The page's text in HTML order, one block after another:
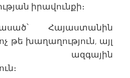
իրավունքի։
Հայաստանին
թե խաղաղություն, այլ
ազգային